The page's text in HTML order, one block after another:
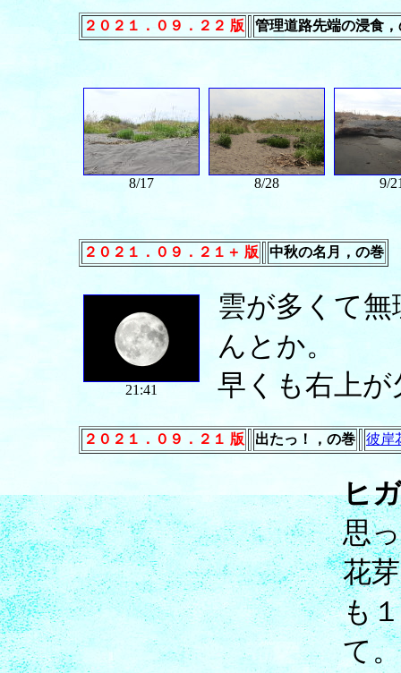
２０２１．０９．２２ 版 管理道路先端の浸食
8/17 8/28 9/
２０２１．０９．２１＋ 版 中秋の名月，の巻
21:41
雲が多くて
んとか。
早くも右上
２０２１．０９．２１ 版 出たっ！，の巻 彼岸
ヒ
思
花
も
て